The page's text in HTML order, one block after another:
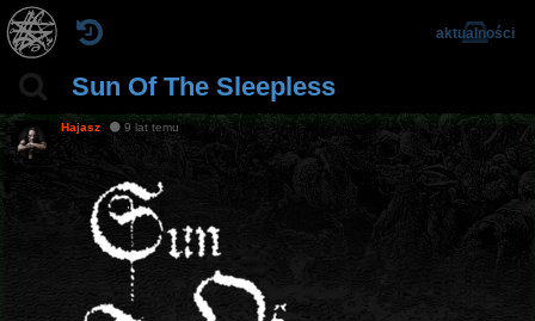
Sun Of The Sleepless
aktualności
Hajasz 9 lat temu